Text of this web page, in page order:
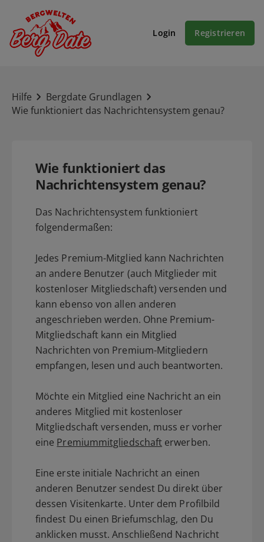
Login Registrieren
Hilfe
Bergdate Grundlagen
Wie funktioniert das Nachrichtensystem genau?
Wie funktioniert das
Nachrichtensystem genau?
Das Nachrichtensystem funktioniert
folgendermaßen:
Jedes Premium-Mitglied kann Nachrichten
an andere Benutzer (auch Mitglieder mit
kostenloser Mitgliedschaft) versenden und
kann ebenso von allen anderen
angeschrieben werden. Ohne Premium-
Mitgliedschaft kann ein Mitglied
Nachrichten von Premium-Mitgliedern
empfangen, lesen und auch beantworten.
Möchte ein Mitglied eine Nachricht an ein
anderes Mitglied mit kostenloser
Mitgliedschaft versenden, muss er vorher
eine Premiummitgliedschaft erwerben.
Eine erste initiale Nachricht an einen
anderen Benutzer sendest Du direkt über
dessen Visitenkarte. Unter dem Profilbild
findest Du einen Briefumschlag, den Du
anklicken musst. Anschließend Nachricht